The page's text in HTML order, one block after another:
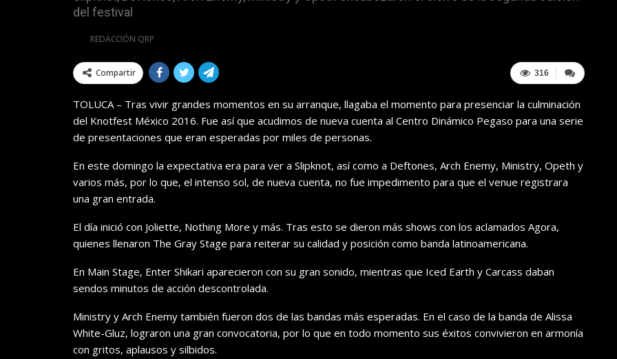
del festival
REDACCIÓN QRP
316
Compartir
TOLUCA – Tras vivir grandes momentos en su arranque, llagaba el momento para presenciar la culminación
del Knotfest México 2016. Fue así que acudimos de nueva cuenta al Centro Dinámico Pegaso para una serie
de presentaciones que eran esperadas por miles de personas.
En este domingo la expectativa era para ver a Slipknot, así como a Deftones, Arch Enemy, Ministry, Opeth y
varios más, por lo que, el intenso sol, de nueva cuenta, no fue impedimento para que el venue registrara
una gran entrada.
El día inició con Joliette, Nothing More y más. Tras esto se dieron más shows con los aclamados Agora,
quienes llenaron The Gray Stage para reiterar su calidad y posición como banda latinoamericana.
En Main Stage, Enter Shikari aparecieron con su gran sonido, mientras que Iced Earth y Carcass daban
sendos minutos de acción descontrolada.
Ministry y Arch Enemy también fueron dos de las bandas más esperadas. En el caso de la banda de Alissa
White-Gluz, lograron una gran convocatoria, por lo que en todo momento sus éxitos convivieron en armonía
con gritos, aplausos y silbidos.